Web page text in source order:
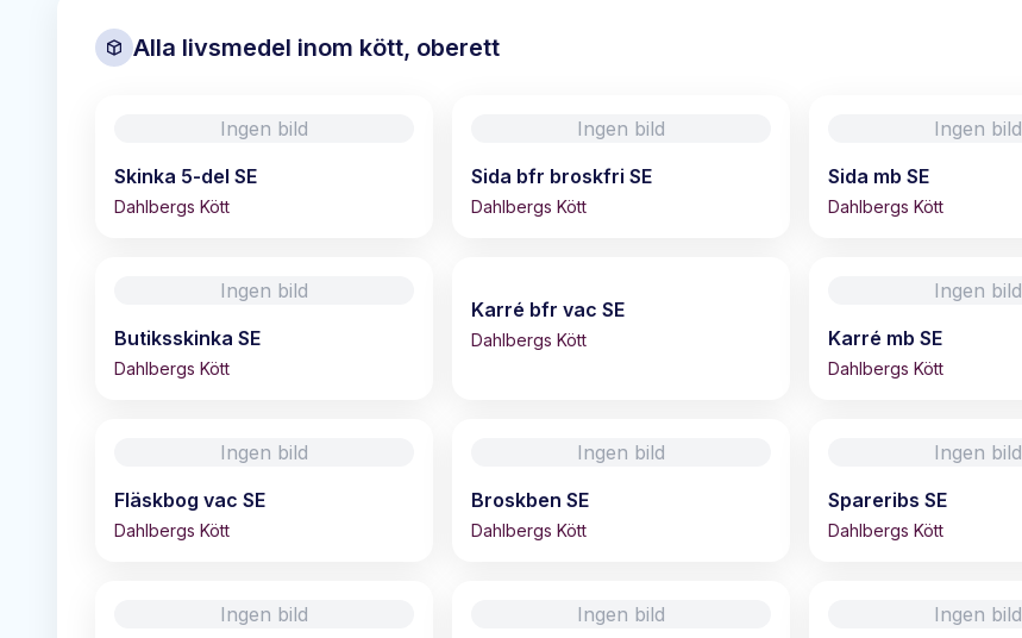
Alla livsmedel inom kött, oberett
Ingen bild
Skinka 5-del SE
Dahlbergs Kött
Ingen bild
Sida bfr broskfri SE
Dahlbergs Kött
Ingen bild
Sida mb SE
Dahlbergs Kött
Ingen bild
Butiksskinka SE
Dahlbergs Kött
Karré bfr vac SE
Dahlbergs Kött
Ingen bild
Karré mb SE
Dahlbergs Kött
Ingen bild
Fläskbog vac SE
Dahlbergs Kött
Ingen bild
Broskben SE
Dahlbergs Kött
Ingen bild
Spareribs SE
Dahlbergs Kött
Ingen bild Ingen bild Ingen bild